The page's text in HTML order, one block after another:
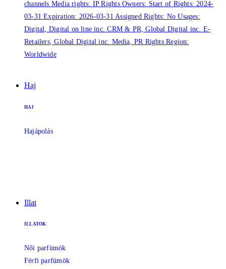
Haj
HAJ
Hajápolás
Illat
ILLATOK
Női parfümök
Férfi parfümök